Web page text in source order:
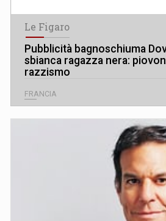
Le Figaro
Pubblicità bagnoschiuma
sbianca ragazza nera:
razzismo
FRANCIA